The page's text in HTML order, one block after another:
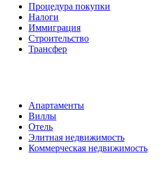
Процедура покупки
Налоги
Иммиграция
Строительство
Трансфер
Апартаменты
Виллы
Отель
Элитная недвижимость
Коммерческая недвижимость